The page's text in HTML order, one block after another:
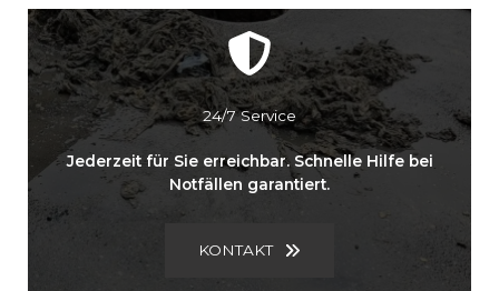
24/7 Service
Jederzeit für Sie erreichbar. Schnelle Hilfe bei
Notfällen garantiert.
KONTAKT